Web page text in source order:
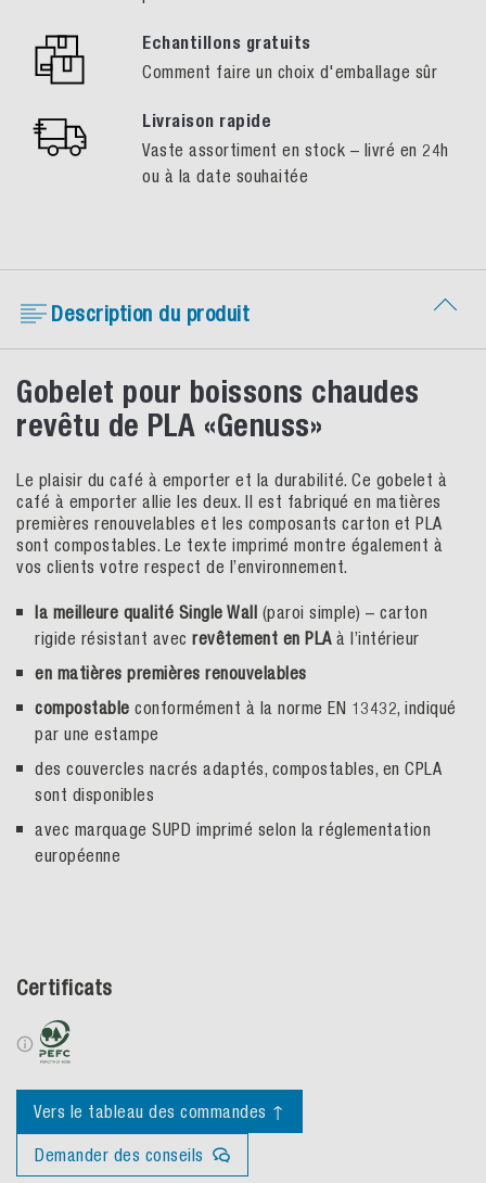
Echantillons gratuits
Comment faire un choix d'emballage sûr
Livraison rapide
Vaste assortiment en stock – livré en 24h
ou à la date souhaitée
Description du produit
Gobelet pour boissons chaudes
revêtu de PLA «Genuss»
Le plaisir du café à emporter et la durabilité. Ce gobelet à
café à emporter allie les deux. Il est fabriqué en matières
premières renouvelables et les composants carton et PLA
sont compostables. Le texte imprimé montre également à
vos clients votre respect de l’environnement.
la meilleure qualité Single Wall (paroi simple) – carton
rigide résistant avec revêtement en PLAà l’intérieur
en matières premières renouvelables
compostable conformément à la norme EN 13432, indiqué
par une estampe
des couvercles nacrés adaptés, compostables, en CPLA
sont disponibles
avec marquage SUPD imprimé selon la réglementation
européenne
Certificats
Vers le tableau des commandes ↑
Demander des conseils